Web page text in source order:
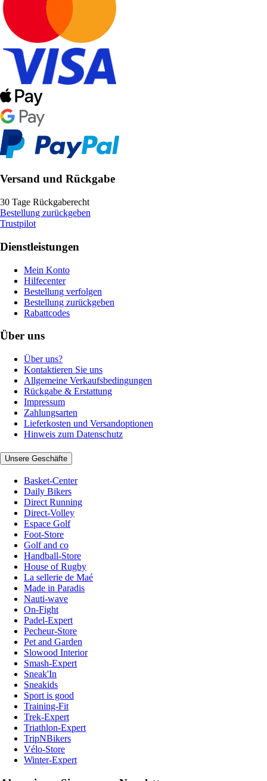
Versand und Rückgabe
30 Tage Rückgaberecht
Bestellung zurückgeben
Trustpilot
Dienstleistungen
Mein Konto
Hilfecenter
Bestellung verfolgen
Bestellung zurückgeben
Rabattcodes
Über uns
Über uns?
Kontaktieren Sie uns
Allgemeine Verkaufsbedingungen
Rückgabe & Erstattung
Impressum
Zahlungsarten
Lieferkosten und Versandoptionen
Hinweis zum Datenschutz
Unsere Geschäfte
Basket-Center
Daily Bikers
Direct Running
Direct-Volley
Espace Golf
Foot-Store
Golf and co
Handball-Store
House of Rugby
La sellerie de Maé
Made in Paradis
Nauti-wave
On-Fight
Padel-Expert
Pecheur-Store
Pet and Garden
Slowood Interior
Smash-Expert
Sneak'In
Sneakids
Sport is good
Training-Fit
Trek-Expert
Triathlon-Expert
TripNBikers
Vélo-Store
Winter-Expert